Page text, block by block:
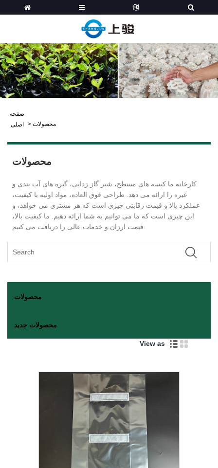
صفحه
اصلی
> محصولات
محصولات
کارخانه ما کیسه های مسطح، شیر گاز زدایی، گیره های آب بندی و
غیره را ارائه می دهد. طراحی فوق العاده، مواد اولیه با کیفیت،
عملکرد بالا و قیمت رقابتی چیزی است که هر مشتری می خواهد، و
این چیزی است که ما می توانیم به شما ارائه دهیم. ما کیفیت بالا،
محصولات
محصولات جدید
View as